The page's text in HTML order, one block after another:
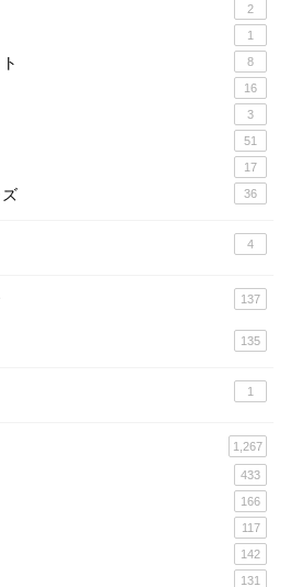
2
1
8
16
3
51
17
36
4
137
135
1
1,267
433
166
117
142
131